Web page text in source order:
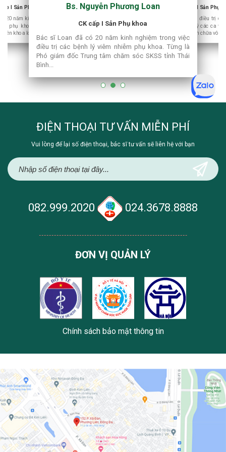
nặng,
I Sản Phụ khoa
20 năm kinh nghiệm điều trị các
phụ khoa. Từng công tác tại
khoa lớn ở thủ đô Hà Nội...
Bs. Nguyễn Phương Loan
CK cấp I Sản Phụ khoa
Bác sĩ Loan đã có 20 năm kinh nghiệm trong việc
điều trị các bệnh lý viêm nhiễm phụ khoa. Từng là
Phó giám đốc Trung tâm chăm sóc SKSS tỉnh Thái
Bình...
CK cấp I Sản Phụ
Top bác sĩ giỏi khám, điều trị
khoa chuyên sâu, xử lý các ca
tái phát nhiều lần, khám chữa vô
bệnh lý
nhiều
ĐIỆN THOẠI TƯ VẤN MIỄN PHÍ
Vui lòng để lại số điện thoại, bác sĩ tư vấn sẽ liên hệ với bạn
082.999.2020 024.3678.8888
ĐƠN VỊ QUẢN LÝ
Chính sách bảo mật thông tin